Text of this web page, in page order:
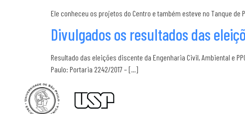
Ele conheceu os projetos do Centro e também esteve no Tanque de
Divulgados os resultados das
Resultado das eleições discente da Engenharia Civil, Ambiental e
Paulo: Portaria 2242/2017 – […]